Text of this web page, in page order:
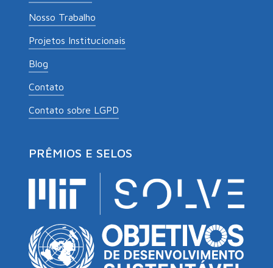
Nosso Trabalho
Projetos Institucionais
Blog
Contato
Contato sobre LGPD
PRÊMIOS E SELOS